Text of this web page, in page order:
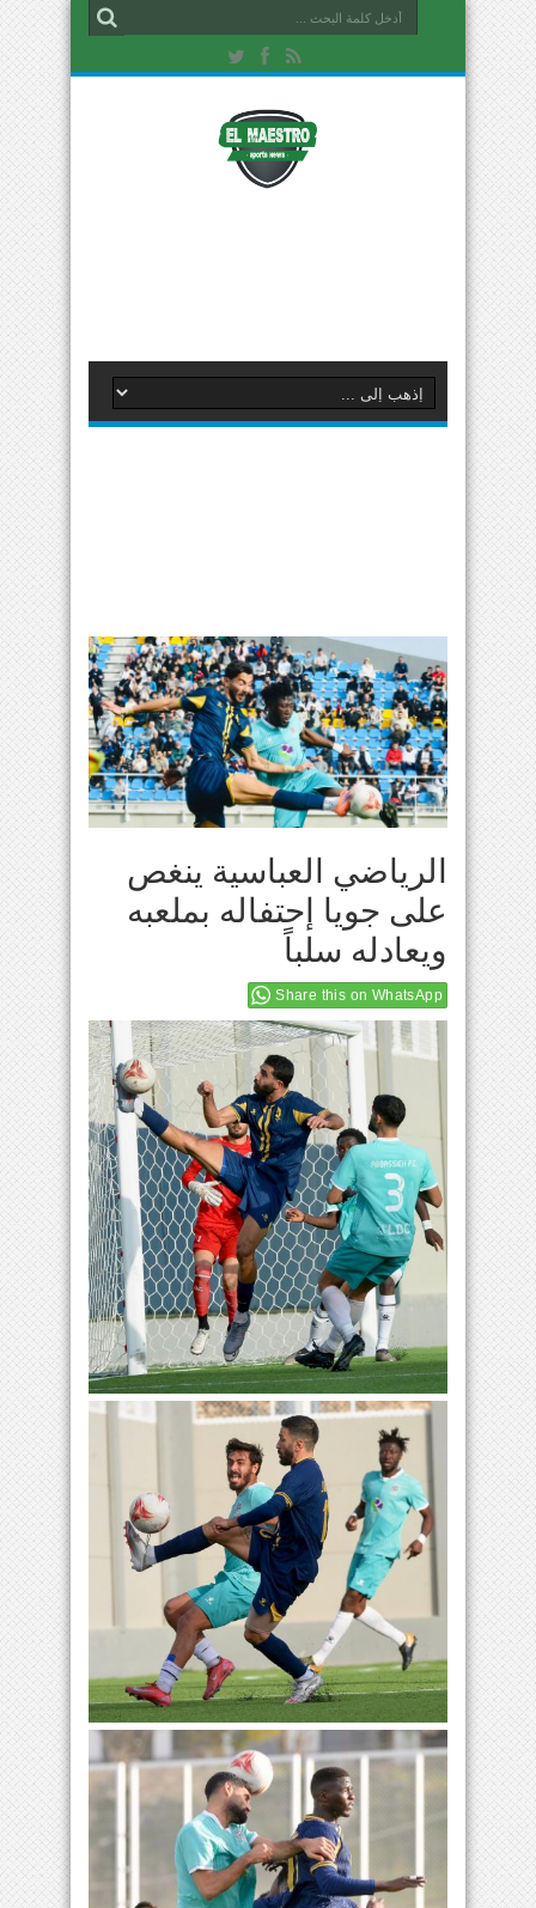
الرياضي العباسية ينغص
على جويا إحتفاله بملعبه
ويعادله سلباً
Share this on WhatsApp